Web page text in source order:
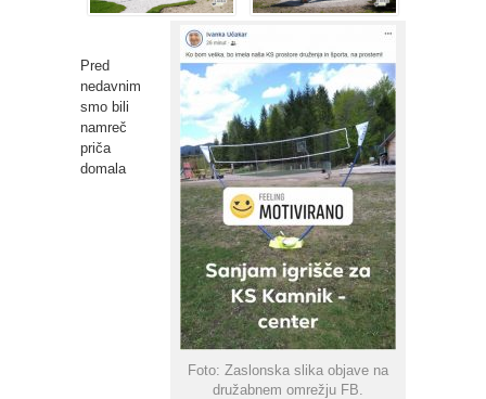
Foto: Zaslonska slika objave na
družabnem omrežju FB.
Pred
nedavnim
smo bili
namreč
priča
domala